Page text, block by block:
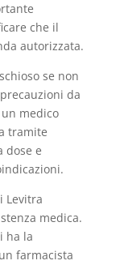
che il
autorizzata.
se non
da
medico
tramite
dose e
Levitra
medica.
ha la
farmacista